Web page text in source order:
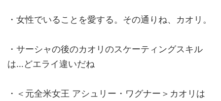
・女性でいることを愛する。その通りね、カオリ。
・サーシャの後のカオリのスケーティングスキル
は…どエライ違いだね
・＜元全米女王 アシュリー・ワグナー＞カオリは